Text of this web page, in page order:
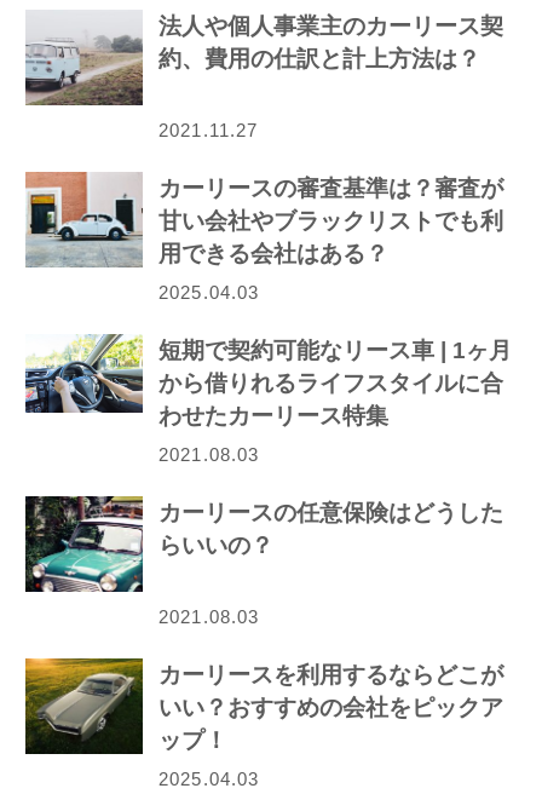
法人や個人事業主のカーリース契
約、費用の仕訳と計上方法は？
2021.11.27
カーリースの審査基準は？審査が
甘い会社やブラックリストでも利
用できる会社はある？
2025.04.03
短期で契約可能なリース車 | 1ヶ月
から借りれるライフスタイルに合
わせたカーリース特集
2021.08.03
カーリースの任意保険はどうした
らいいの？
2021.08.03
カーリースを利用するならどこが
いい？おすすめの会社をピックア
ップ！
2025.04.03